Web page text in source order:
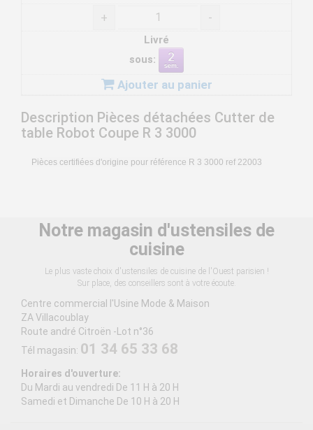
+ -
Livré
sous:
Ajouter au panier
Description Pièces détachées Cutter de
table Robot Coupe R 3 3000
Pièces certifiées d'origine pour référence R 3 3000 ref 22003
Notre magasin d'ustensiles de
cuisine
Le plus vaste choix d'ustensiles de cuisine de l'Ouest parisien !
Sur place, des conseillers sont à votre écoute.
Centre commercial l'Usine Mode & Maison
ZA Villacoublay
Route andré Citroën -Lot n°36
Tél magasin: 01 34 65 33 68
Horaires d'ouverture:
Du Mardi au vendredi De 11 H à 20 H
Samedi et Dimanche De 10 H à 20 H